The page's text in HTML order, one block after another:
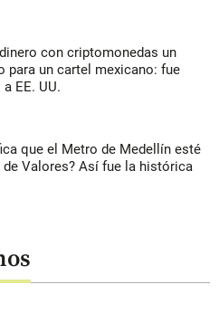
con criptomonedas un
para un cartel mexicano: fue
EE. UU.
que el Metro de Medellín esté
de Valores? Así fue la histórica